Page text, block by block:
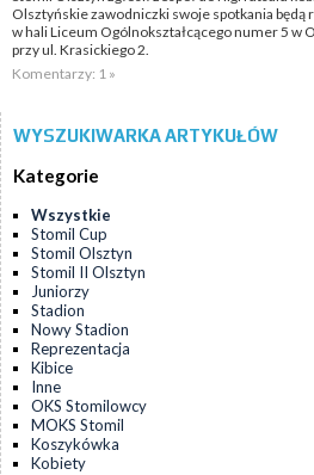
Olsztyńskie zawodniczki swoje spotkania będą
w hali Liceum Ogólnokształcącego numer 5 w
przy ul. Krasickiego 2.
Komentarzy: 1 »
WYSZUKIWARKA ARTYKUŁÓW
Kategorie
Wszystkie
Stomil Cup
Stomil Olsztyn
Stomil II Olsztyn
Juniorzy
Stadion
Nowy Stadion
Reprezentacja
Kibice
Inne
OKS Stomilowcy
MOKS Stomil
Koszykówka
Kobiety